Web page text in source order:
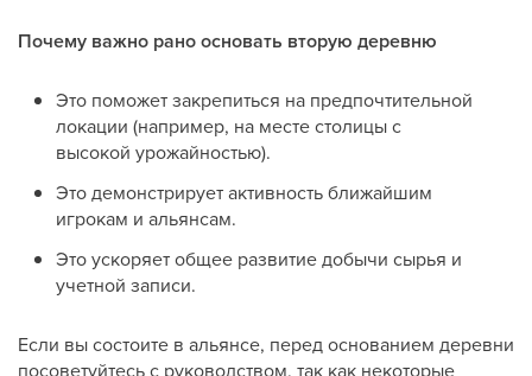
Почему важно рано основать вторую деревню
Это поможет закрепиться на предпочтительной
локации (например, на месте столицы с
высокой урожайностью).
Это демонстрирует активность ближайшим
игрокам и альянсам.
Это ускоряет общее развитие добычи сырья и
учетной записи.
Если вы состоите в альянсе, перед основанием деревни
посоветуйтесь с руководством, так как некоторые